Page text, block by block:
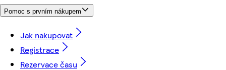
Pomoc s prvním nákupem
Jak nakupovat
Registrace
Rezervace času